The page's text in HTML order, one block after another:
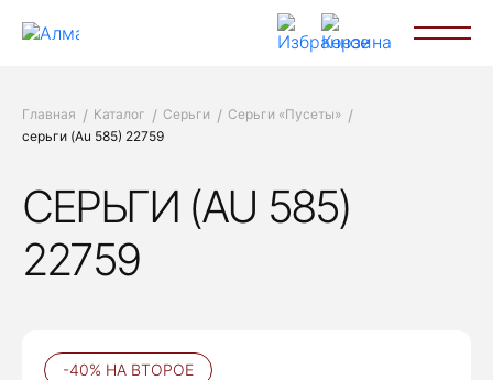
Главная Каталог Серьги
Серьги «Пусеты»
серьги (Au 585) 22759
СЕРЬГИ (AU 585)
22759
-40% НА ВТОРОЕ